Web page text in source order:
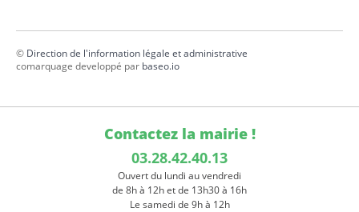
© Direction de l'information légale et administrative
comarquage developpé par baseo.io
Contactez la mairie !
03.28.42.40.13
Ouvert du lundi au vendredi
de 8h à 12h et de 13h30 à 16h
Le samedi de 9h à 12h